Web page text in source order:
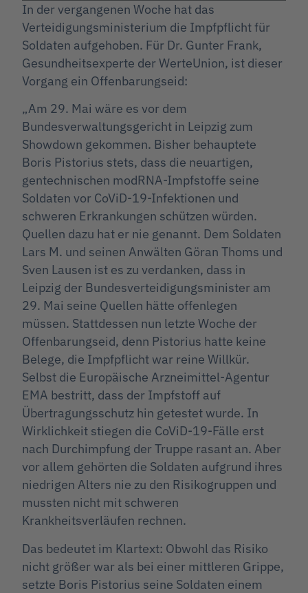
In der vergangenen Woche hat das
Verteidigungsministerium die Impfpflicht für
Soldaten aufgehoben. Für Dr. Gunter Frank,
Gesundheitsexperte der WerteUnion, ist dieser
Vorgang ein Offenbarungseid:
„Am 29. Mai wäre es vor dem
Bundesverwaltungsgericht in Leipzig zum
Showdown gekommen. Bisher behauptete
Boris Pistorius stets, dass die neuartigen,
gentechnischen modRNA-Impfstoffe seine
Soldaten vor CoViD-19-Infektionen und
schweren Erkrankungen schützen würden.
Quellen dazu hat er nie genannt. Dem Soldaten
Lars M. und seinen Anwälten Göran Thoms und
Sven Lausen ist es zu verdanken, dass in
Leipzig der Bundesverteidigungsminister am
29. Mai seine Quellen hätte offenlegen
müssen. Stattdessen nun letzte Woche der
Offenbarungseid, denn Pistorius hatte keine
Belege, die Impfpflicht war reine Willkür.
Selbst die Europäische Arzneimittel-Agentur
EMA bestritt, dass der Impfstoff auf
Übertragungsschutz hin getestet wurde. In
Wirklichkeit stiegen die CoViD-19-Fälle erst
nach Durchimpfung der Truppe rasant an. Aber
vor allem gehörten die Soldaten aufgrund ihres
niedrigen Alters nie zu den Risikogruppen und
mussten nicht mit schweren
Krankheitsverläufen rechnen.
Das bedeutet im Klartext: Obwohl das Risiko
nicht größer war als bei einer mittleren Grippe,
setzte Boris Pistorius seine Soldaten einem